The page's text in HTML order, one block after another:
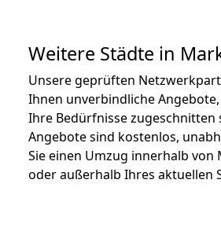
Weitere Städte in
Unsere geprüften
Ihnen unverbindliche
Ihre Bedürfnisse zugeschnitten
Angebote sind kostenlos,
Sie einen Umzug innerhalb von
oder außerhalb Ihres aktuellen